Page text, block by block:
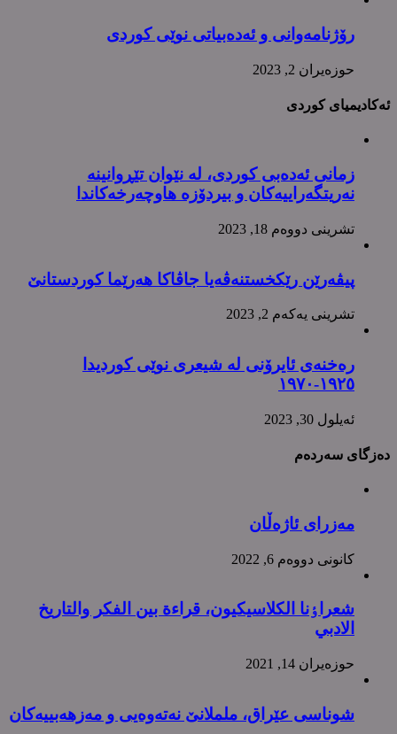
رۆژنامەوانی و ئەدەبیاتی نوێی کوردی
حوزه‌یران 2, 2023
ئەکادیمیای کوردی
زمانی ئەدەبی کوردی، لە نێوان تێڕوانینە
نەریتگەراییەکان و بیردۆزە هاوچەرخەکاندا
تشرینی دووه‌م 18, 2023
پیڤەرێن رێکخستنەڤەیا جاڤاکا هەرێما کوردستانێ
تشرینی یه‌كه‌م 2, 2023
رەخنەی ئایرۆنی لە شیعری نوێی کوردیدا
١٩٢٥-١٩٧٠
ئه‌یلول 30, 2023
دەزگای سەردەم
مەزرای ئاژەڵان
كانونی دووه‌م 6, 2022
شعراٶنا الکلاسیکیون، قراءة بین الفکر والتاریخ
الادبي
حوزه‌یران 14, 2021
شوناسی عێراق، ململانێ نەتەوەیی و مەزهەبییەکان